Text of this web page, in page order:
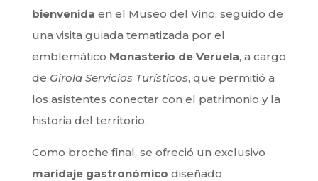
bienvenida en el Museo del Vino, seguido de
una visita guiada tematizada por el
emblemático Monasterio de Veruela, a cargo
de Girola Servicios Turísticos, que permitió a
los asistentes conectar con el patrimonio y la
historia del territorio.
Como broche final, se ofreció un exclusivo
maridaje gastronómico diseñado